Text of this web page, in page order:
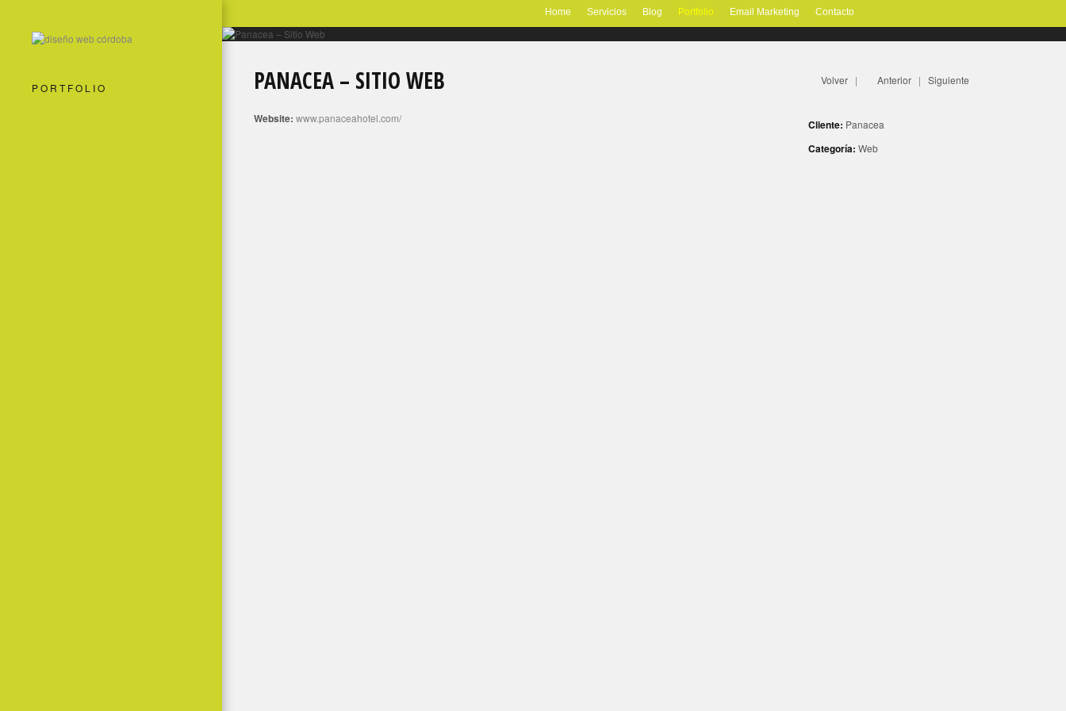
Home Servicios Blog Portfolio Email Marketing Contacto
PORTFOLIO PANACEA – SITIO WEB
Website: www.panaceahotel.com/
Volver | Anterior | Siguiente
Cliente: Panacea
Categoría: Web